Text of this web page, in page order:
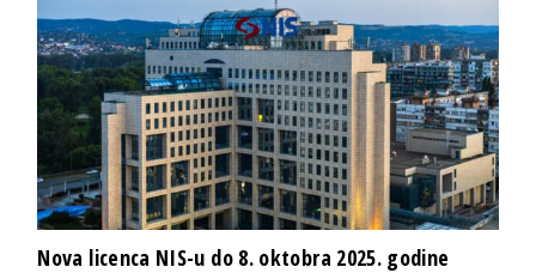
Nova licenca NIS-u do 8. oktobra 2025. godine